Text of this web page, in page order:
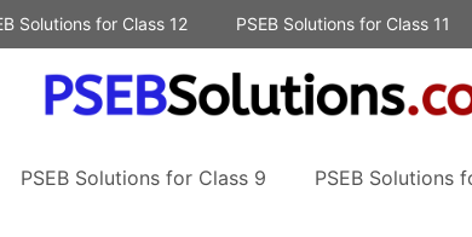
Solutions for Class 12 PSEB Solutions for Class 11
PSEB Solutions for Class 9 PSEB Solutions